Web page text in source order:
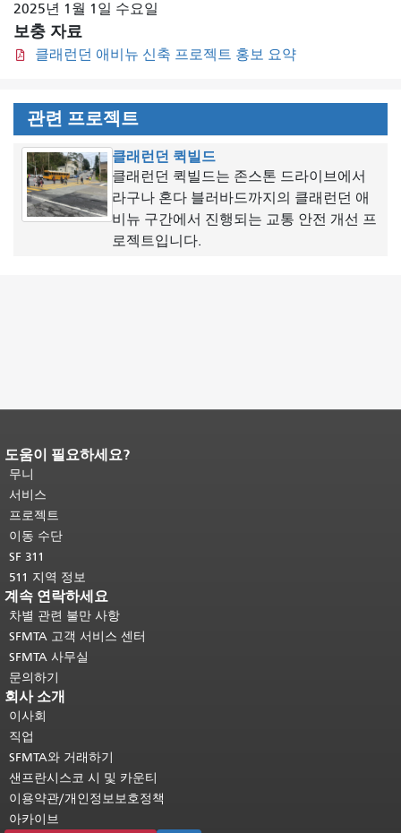
2025년 1월 1일 수요일
보충 자료
클래런던 애비뉴 신축 프로젝트 홍보 요약
관련 프로젝트
클래런던 퀵빌드
클래런던 퀵빌드는 존스톤 드라이브에서
라구나 혼다 블러바드까지의 클래런던 애
비뉴 구간에서 진행되는 교통 안전 개선 프
로젝트입니다.
페이지 내용 끝입니다.이 페이지의 나
머지 내용은 모든 페이지에 반복됩니
다.메인 콘텐츠 상단으로 돌아가려면
여기를 클릭하십시오
도움이 필요하세요?
무니
서비스
프로젝트
이동 수단
SF 311
511 지역 정보
계속 연락하세요
차별 관련 불만 사항
SFMTA 고객 서비스 센터
SFMTA 사무실
문의하기
회사 소개
이사회
직업
SFMTA와 거래하기
샌프란시스코 시 및 카운티
이용약관/개인정보보호정책
아카이브